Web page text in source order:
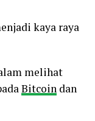
kaya raya
melihat
Bitcoin dan